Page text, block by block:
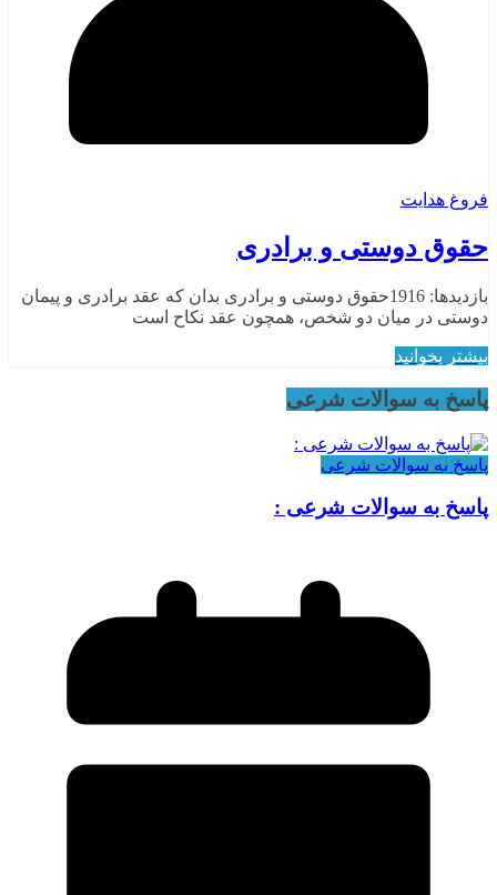
فروغ هدایت
حقوق دوستی و برادری
بازدیدها: 1916حقوق دوستی و برادری بدان که عقد برادری و پیمان
دوستی در میان دو شخص، همچون عقد نکاح است
بیشتر بخوانید
پاسخ به سوالات شرعی
پاسخ به سوالات شرعی
پاسخ به سوالات شرعی :